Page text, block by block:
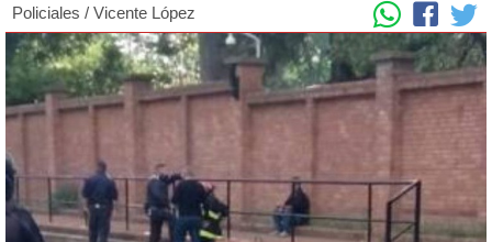
Policiales / Vicente López